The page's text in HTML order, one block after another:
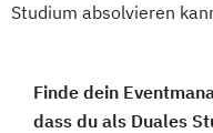
Studium absolvieren
Finde dein
dass du als Duales